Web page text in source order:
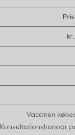
Vaccinen
Konsultationshonoar